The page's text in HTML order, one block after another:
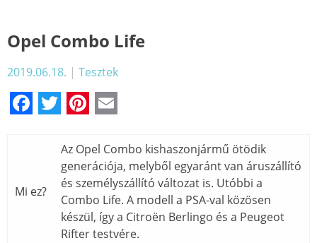
Opel Combo Life
2019.06.18. | Tesztek
Facebook
TwitterPinterest
Mi ez?
Az Opel Combo kishaszonjármű ötödik
generációja, melyből egyaránt van áruszállító
és személyszállító változat is. Utóbbi a
Combo Life. A modell a PSA-val közösen
készül, így a Citroën Berlingo és a Peugeot
Rifter testvére.